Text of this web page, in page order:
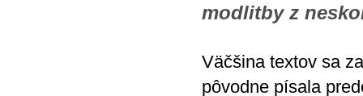
modlitby z
Väčšina textov sa
pôvodne písala